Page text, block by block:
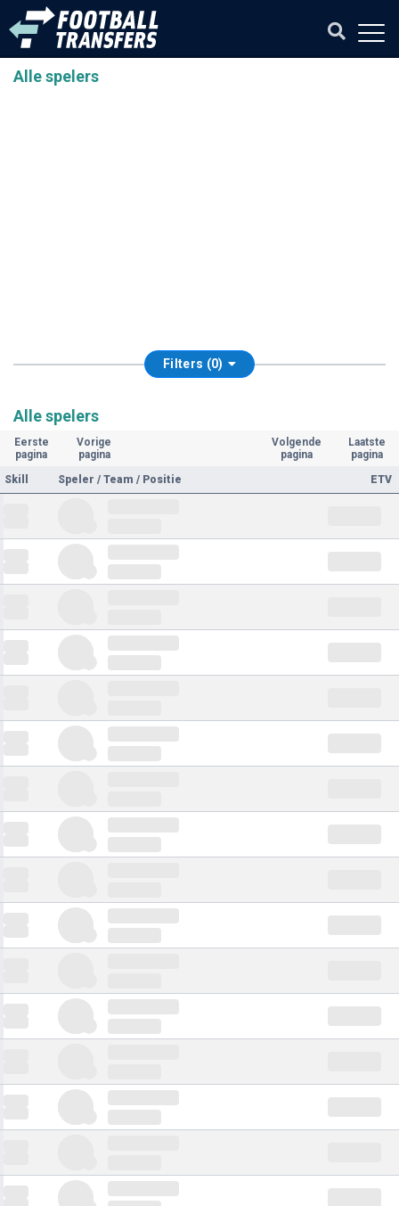
Alle spelers
Filters (0)
Alle spelers
Eerste
pagina
Vorige
pagina
Volgende
pagina
Laatste
pagina
Skill
Speler / Team / Positie ETV